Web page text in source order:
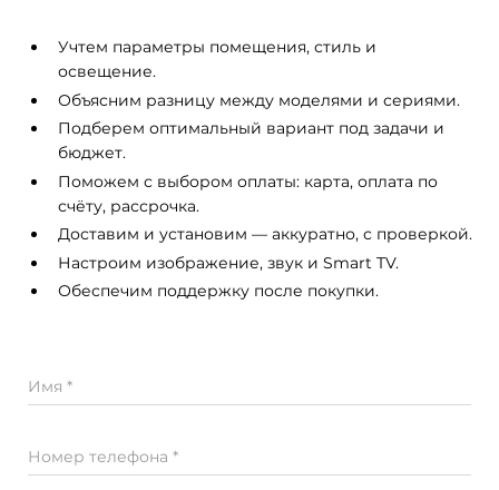
Учтем параметры помещения, стиль и
освещение.
Объясним разницу между моделями и сериями.
Подберем оптимальный вариант под задачи и
бюджет.
Поможем с выбором оплаты: карта, оплата по
счёту, рассрочка.
Доставим и установим — аккуратно, с проверкой.
Настроим изображение, звук и Smart TV.
Обеспечим поддержку после покупки.
Имя *
Номер телефона *